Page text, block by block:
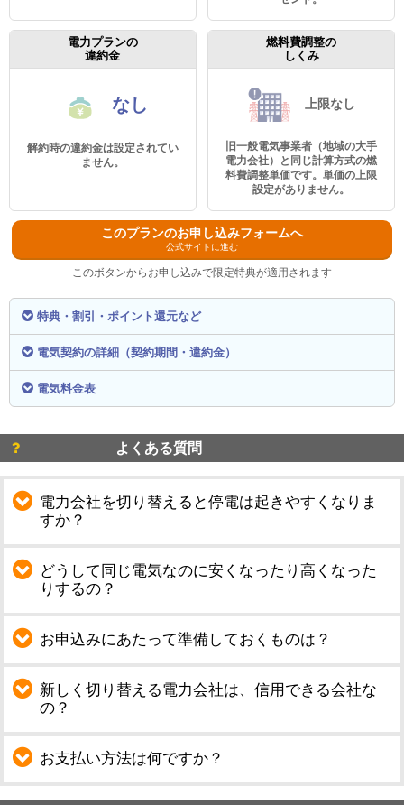
電力プランの
違約金
なし
解約時の違約金は設定されてい
ません。
燃料費調整の
しくみ
上限なし
旧一般電気事業者（地域の大手
電力会社）と同じ計算方式の燃
料費調整単価です。単価の上限
設定がありません。
このプランのお申し込みフォームへ
公式サイトに進む
このボタンからお申し込みで限定特典が適用されます
特典・割引・ポイント還元など
電気契約の詳細（契約期間・違約金）
電気料金表
よくある質問
電力会社を切り替えると停電は起きやすくなりま
すか？
どうして同じ電気なのに安くなったり高くなった
りするの？
お申込みにあたって準備しておくものは？
新しく切り替える電力会社は、信用できる会社な
の？
お支払い方法は何ですか？